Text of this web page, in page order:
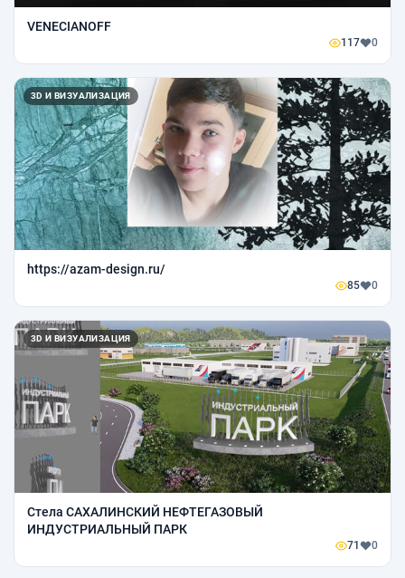
VENECIANOFF
117 0
3D И ВИЗУАЛИЗАЦИЯ
https://azam-design.ru/
85 0
3D И ВИЗУАЛИЗАЦИЯ
Стела САХАЛИНСКИЙ НЕФТЕГАЗОВЫЙ
ИНДУСТРИАЛЬНЫЙ ПАРК
71 0